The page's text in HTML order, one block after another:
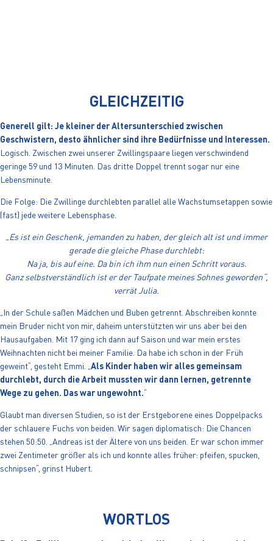
GLEICHZEITIG
Generell gilt: Je kleiner der Altersunterschied zwischen
Geschwistern, desto ähnlicher sind ihre Bedürfnisse und Interessen.
Logisch. Zwischen zwei unserer Zwillingspaare liegen verschwindend
geringe 59 und 13 Minuten. Das dritte Doppel trennt sogar nur eine
Lebensminute.
Die Folge: Die Zwillinge durchlebten parallel alle Wachstumsetappen sowie
(fast) jede weitere Lebensphase.
„Es ist ein Geschenk, jemanden zu haben, der gleich alt ist und immer
gerade die gleiche Phase durchlebt:
Na ja, bis auf eine. Da bin ich ihm nun einen Schritt voraus.
Ganz selbstverständlich ist er der Taufpate meines Sohnes geworden“,
verrät Julia.
„In der Schule saßen Mädchen und Buben getrennt. Abschreiben konnte
mein Bruder nicht von mir, daheim unterstützten wir uns aber bei den
Hausaufgaben. Mit 17 ging ich dann auf Saison und war mein erstes
Weihnachten nicht bei meiner Familie. Da habe ich schon in der Früh
geweint“, gesteht Emmi. „ Als Kinder haben wir alles gemeinsam
durchlebt, durch die Arbeit mussten wir dann lernen, getrennte
Wege zu gehen. Das war ungewohnt.“
Glaubt man diversen Studien, so ist der Erstgeborene eines Doppelpacks
der schlauere Fuchs von beiden. Wir sagen diplomatisch: Die Chancen
stehen 50:50. „Andreas ist der Ältere von uns beiden. Er war schon immer
zwei Zentimeter größer als ich und konnte alles früher: pfeifen, spucken,
schnipsen“, grinst Hubert.
WORTLOS